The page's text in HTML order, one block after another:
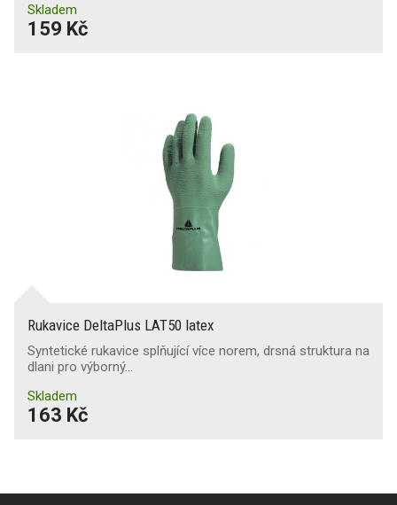
Skladem
159 Kč
Rukavice DeltaPlus LAT50 latex
Syntetické rukavice splňující více norem, drsná struktura na
dlani pro výborný…
Skladem
163 Kč